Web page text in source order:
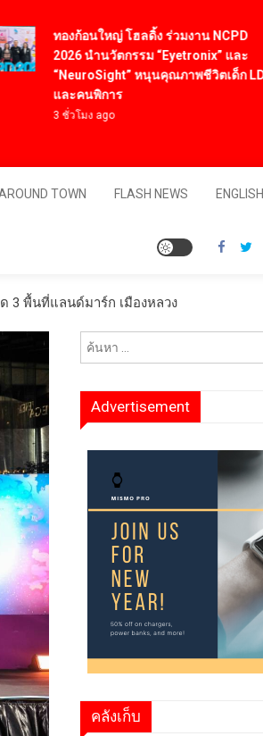
ทองก้อนใหญ่ โฮลดิ้ง ร่วมงาน NCPD
2026 นำนวัตกรรม “Eyetronix” และ
“NeuroSight” หนุนคุณภาพชีวิตเด็ก LD
และคนพิการ
3 ชั่วโมง ago
TOWN FLASH NEWS ENGLISH
3 พื้นที่แลนด์มาร์ก เมืองหลวง
Advertisement
คลังเก็บ